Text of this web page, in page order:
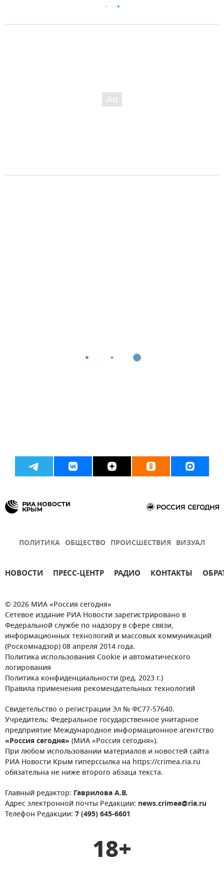
ПОЛИТИКА ОБЩЕСТВО ПРОИСШЕСТВИЯ ВИЗУАЛ
НОВОСТИ ПРЕСС-ЦЕНТР РАДИО КОНТАКТЫ
© 2026 МИА «Россия сегодня»
Сетевое издание РИА Новости зарегистрировано в
Федеральной службе по надзору в сфере связи,
информационных технологий и массовых коммуникаций
(Роскомнадзор) 08 апреля 2014 года.
Политика использования Cookie и автоматического
логирования
Политика конфиденциальности (ред. 2023 г.)
Правила применения рекомендательных технологий
Свидетельство о регистрации Эл № ФС77-57640.
Учредитель: Федеральное государственное унитарное
предприятие Международное информационное агентство
«Россия сегодня» (МИА «Россия сегодня»).
При любом использовании материалов и новостей сайта
РИА Новости Крым гиперссылка на https://crimea.ria.ru
обязательна не ниже второго абзаца текста.
Главный редактор: Гаврилова А.В.
Адрес электронной почты Редакции: news.crimea@ria.ru
Телефон Редакции: 7 (495) 645-6601
18+